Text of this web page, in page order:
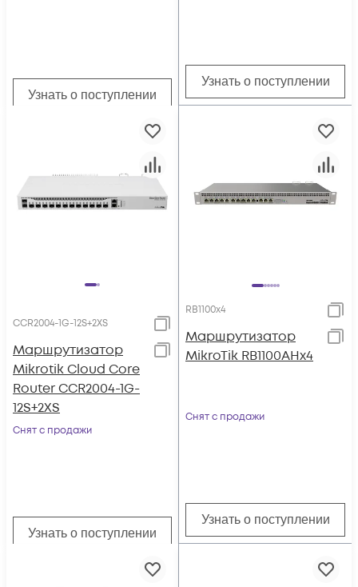
Узнать о поступлении
Узнать о поступлении
CCR2004-1G-12S+2XS
Маршрутизатор
Mikrotik Cloud Core
Router CCR2004-1G-
12S+2XS
Снят с продажи
Узнать о поступлении
RB1100x4
Маршрутизатор
MikroTik RB1100AHx4
Снят с продажи
Узнать о поступлении